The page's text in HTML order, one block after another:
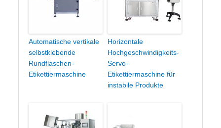
Automatische vertikale
selbstklebende
Rundflaschen-
Etikettiermaschine
Horizontale
Hochgeschwindigkeits-
Servo-
Etikettiermaschine für
instabile Produkte